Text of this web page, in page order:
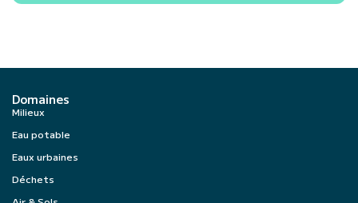
Domaines
Milieux
Eau potable
Eaux urbaines
Déchets